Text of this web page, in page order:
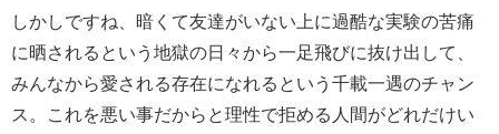
しかしですね、暗くて友達がいない上に過酷な実験の苦痛
に晒されるという地獄の日々から一足飛びに抜け出して、
みんなから愛される存在になれるという千載一遇のチャン
ス。これを悪い事だからと理性で拒める人間がどれだけい